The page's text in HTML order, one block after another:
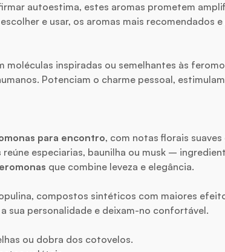
autoestima, estes aromas prometem
e usar, os aromas mais recomendados
inspiradas ou semelhantes às
Potenciam o charme pessoal,
para encontro, com notas florais
reúne especiarias, baunilha ou musk –
que combine leveza e elegância.
compostos sintéticos com maiores
sua personalidade e deixam-no confortável.
ou dobra dos cotovelos.